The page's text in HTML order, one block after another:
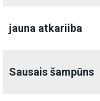
jauna atkariiba
Sausais šampūns